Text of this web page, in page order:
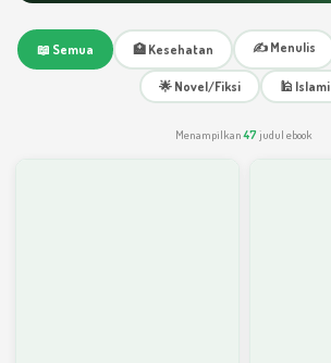
📖 Semua 🏥 Kesehatan ✍️ Menulis
🌟 Novel/Fiksi 🕌 Islami
Menampilkan47 judul ebook